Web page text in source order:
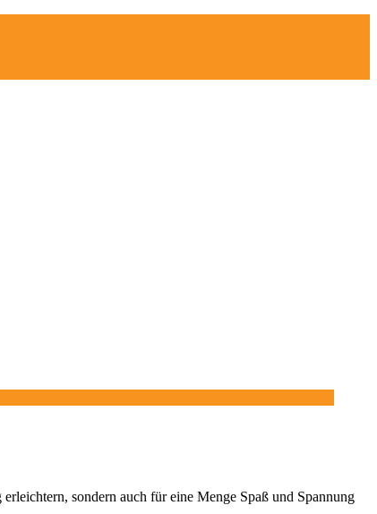
sondern auch für eine Menge Spaß und Spannung